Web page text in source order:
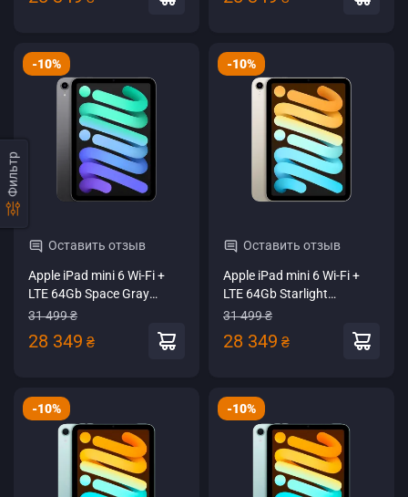
Фильтр
-10%
Оставить отзыв
Apple iPad mini 6 Wi-Fi +
LTE 64Gb Space Gray
(MK893)
31 499 ₴
28 349 ₴
-10%
Оставить отзыв
Apple iPad mini 6 Wi-Fi +
LTE 64Gb Starlight
(MK8C3)
31 499 ₴
28 349 ₴
-10% -10%